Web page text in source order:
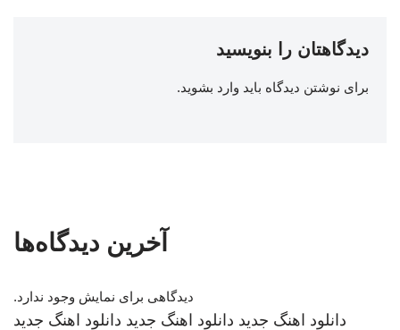
دیدگاهتان را بنویسید
برای نوشتن دیدگاه باید وارد بشوید.
آخرین دیدگاه‌ها
دیدگاهی برای نمایش وجود ندارد.
دانلود اهنگ جدید دانلود اهنگ جدید دانلود اهنگ جدید